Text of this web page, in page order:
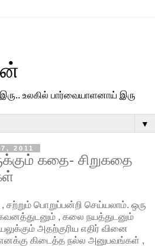
உலகில் பார்வையாளனாய் இரு
▼
2011
கதை- சிறுகதை
சற்றும் பொறுப்பன்றி செய்யலாம். ஒரு
, கலை நயத்துடனும்
அதற்குரிய எதிர் வினை
கிடைத்த நல்ல அனுபவங்கள் ,